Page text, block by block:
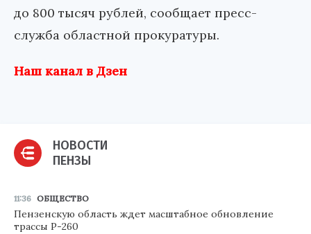
до 800 тысяч рублей, сообщает пресс-
служба областной прокуратуры.
Наш канал в Дзен
НОВОСТИ
ПЕНЗЫ
11:36 ОБЩЕСТВО
Пензенскую область ждет масштабное обновление
трассы Р-260